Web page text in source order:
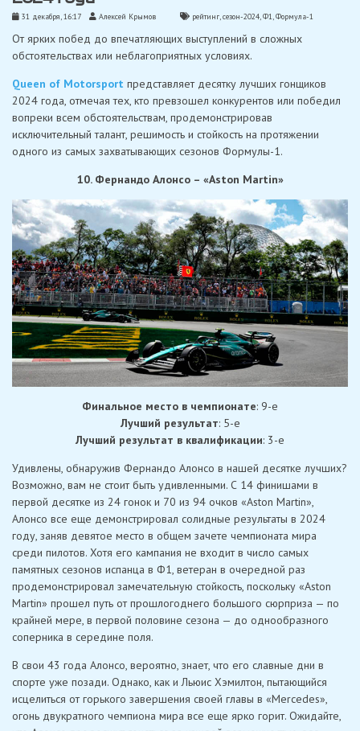
31 декабря, 16:17 Алексей Крымов рейтинг сезон-2024 Ф1 Формула-1
От ярких побед до впечатляющих выступлений в сложных
обстоятельствах или неблагоприятных условиях.
Queen of Motorsport представляет десятку лучших гонщиков
2024 года, отмечая тех, кто превзошел конкурентов или победил
вопреки всем обстоятельствам, продемонстрировав
исключительный талант, решимость и стойкость на протяжении
одного из самых захватывающих сезонов Формулы-1.
10. Фернандо Алонсо – «Aston Martin»
Финальное место в чемпионате: 9-е
Лучший результат: 5-е
Лучший результат в квалификации: 3-е
Удивлены, обнаружив Фернандо Алонсо в нашей десятке лучших?
Возможно, вам не стоит быть удивленными. С 14 финишами в
первой десятке из 24 гонок и 70 из 94 очков «Aston Martin»,
Алонсо все еще демонстрировал солидные результаты в 2024
году, заняв девятое место в общем зачете чемпионата мира
среди пилотов. Хотя его кампания не входит в число самых
памятных сезонов испанца в Ф1, ветеран в очередной раз
продемонстрировал замечательную стойкость, поскольку «Aston
Martin» прошел путь от прошлогоднего большого сюрприза — по
крайней мере, в первой половине сезона — до однообразного
соперника в середине поля.
В свои 43 года Алонсо, вероятно, знает, что его славные дни в
спорте уже позади. Однако, как и Льюис Хэмилтон, пытающийся
исцелиться от горького завершения своей главы в «Mercedes»,
огонь двукратного чемпиона мира все еще ярко горит. Ожидайте,